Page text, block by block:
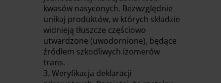
kwasów nasyconych. Bezwzględnie
unikaj produktów, w których składzie
widnieją tłuszcze częściowo
utwardzone (uwodornione), będące
źródłem szkodliwych izomerów
trans.
Weryfikacja deklaracji